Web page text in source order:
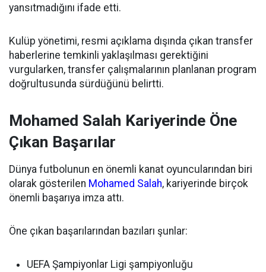
yansıtmadığını ifade etti.
Kulüp yönetimi, resmi açıklama dışında çıkan transfer
haberlerine temkinli yaklaşılması gerektiğini
vurgularken, transfer çalışmalarının planlanan program
doğrultusunda sürdüğünü belirtti.
Mohamed Salah Kariyerinde Öne
Çıkan Başarılar
Dünya futbolunun en önemli kanat oyuncularından biri
olarak gösterilen Mohamed Salah, kariyerinde birçok
önemli başarıya imza attı.
Öne çıkan başarılarından bazıları şunlar:
UEFA Şampiyonlar Ligi şampiyonluğu